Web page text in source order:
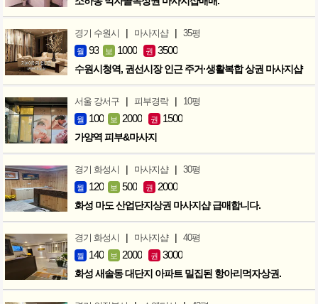
경기 수원시 | 마사지샵 | 35평
월 93 보 1000 권 3500
수원시청역, 권선시장 인근 주거·생활복합 상권 마사지샵
서울 강서구 | 피부경락 | 10평
월 100 보 2000 권 1500
가양역 피부&마사지
경기 화성시 | 마사지샵 | 30평
월 120 보 500 권 2000
화성 마도 산업단지상권 마사지샵 급매합니다.
경기 화성시 | 마사지샵 | 40평
월 140 보 2000 권 3000
화성 새솔동 대단지 아파트 밀집된 항아리먹자상권.